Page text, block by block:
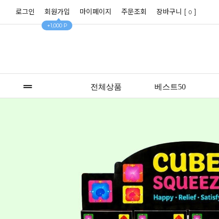
로그인 회원가입
+1,000 P
마이페이지 주문조회 장바구니 [ 0 ]
전체상품 베스트50